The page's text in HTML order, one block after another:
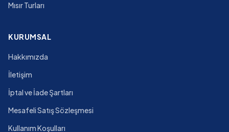
Mısır Turları
KURUMSAL
Hakkımızda
İletişim
İptal ve İade Şartları
Mesafeli Satış Sözleşmesi
Kullanım Koşulları